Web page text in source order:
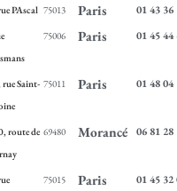
PAscal 75013 Paris 01 43 36
75006 Paris 01 45 44
rue Saint- 75011 Paris 01 48 04
route de 69480 Morancé 06 81 28
75015 Paris 01 45 32